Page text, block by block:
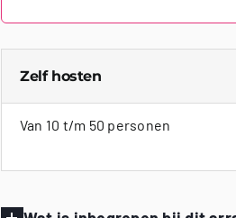
Zelf hosten
Van 10 t/m 50 personen